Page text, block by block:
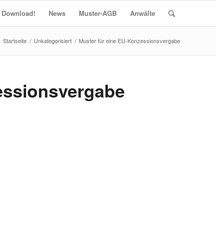
News Muster-AGB Anwälte
Startseite / Unkategorisiert / Muster für eine EU-Konzessionsvergabe